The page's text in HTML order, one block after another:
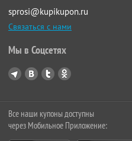
sprosi@kupikupon.ru
Связаться с нами
Мы в Соцсетях
Все наши купоны доступны
через Мобильное Приложение: